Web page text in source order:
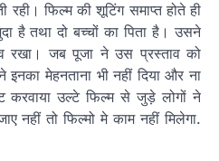
रही। फिल्म की शूटिंग समाप्त होते ही
है तथा दो बच्चों का पिता है। उसने
रखा। जब पूजा ने उस प्रस्ताव को
मेहनताना भी नहीं दिया और ना
करवाया उल्टे फिल्म से जुड़े लोगों ने
नहीं तो फिल्मो मे काम नहीं मिलेगा.